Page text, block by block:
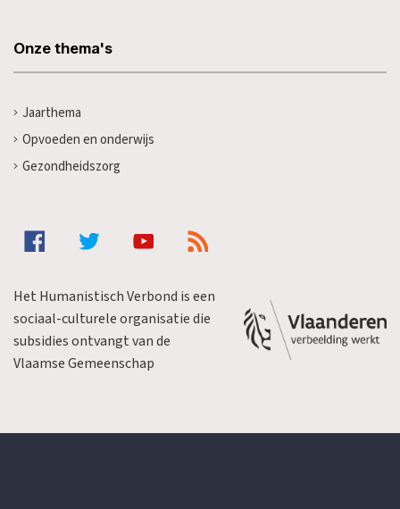
Onze thema's
Jaarthema
Opvoeden en onderwijs
Gezondheidszorg
Het Humanistisch Verbond is een
sociaal-culturele organisatie die
subsidies ontvangt van de
Vlaamse Gemeenschap